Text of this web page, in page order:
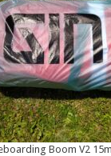
Boom V2